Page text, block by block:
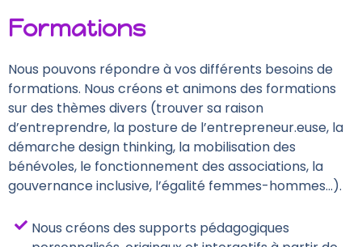
Formations
Nous pouvons répondre à vos différents besoins de
formations. Nous créons et animons des formations
sur des thèmes divers (trouver sa raison
d’entreprendre, la posture de l’entrepreneur.euse, la
démarche design thinking, la mobilisation des
bénévoles, le fonctionnement des associations, la
gouvernance inclusive, l’égalité femmes-hommes…).
Nous créons des supports pédagogiques